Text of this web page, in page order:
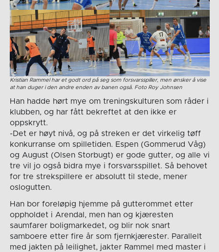
Kristian Rammel har et godt ord på seg som forsvarsspiller, men ønsker å vise
at han duger i den andre enden av banen også. Foto Roy Johnsen
Han hadde hørt mye om treningskulturen som råder i
klubben, og har fått bekreftet at den ikke er
oppskrytt.
-Det er høyt nivå, og på streken er det virkelig tøff
konkurranse om spilletiden. Espen (Gommerud Våg)
og August (Olsen Storbugt) er gode gutter, og alle vi
tre vil jo også bidra mye i forsvarsspillet. Så behovet
for tre strekspillere er absolutt til stede, mener
oslogutten.
Han bor foreløpig hjemme på gutterommet etter
oppholdet i Arendal, men han og kjæresten
saumfarer boligmarkedet, og blir nok snart
samboere etter fire år som fjernkjærester. Parallelt
med jakten på leilighet, jakter Rammel med master i